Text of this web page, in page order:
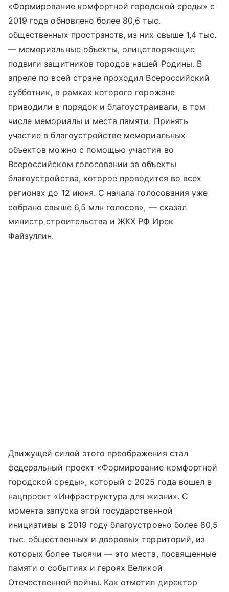
«Формирование комфортной городской среды» с
2019 года обновлено более 80,6 тыс.
общественных пространств, из них свыше 1,4 тыс.
— мемориальные объекты, олицетворяющие
подвиги защитников городов нашей Родины. В
апреле по всей стране проходил Всероссийский
субботник, в рамках которого горожане
приводили в порядок и благоустраивали, в том
числе мемориалы и места памяти. Принять
участие в благоустройстве мемориальных
объектов можно с помощью участия во
Всероссийском голосовании за объекты
благоустройства, которое проводится во всех
регионах до 12 июня. С начала голосования уже
собрано свыше 6,5 млн голосов», — сказал
министр строительства и ЖКХ РФ Ирек
Файзуллин.
Движущей силой этого преображения стал
федеральный проект «Формирование комфортной
городской среды», который с 2025 года вошел в
нацпроект «Инфраструктура для жизни». С
момента запуска этой государственной
инициативы в 2019 году благоустроено более 80,5
тыс. общественных и дворовых территорий, из
которых более тысячи — это места, посвященные
памяти о событиях и героях Великой
Отечественной войны. Как отметил директор